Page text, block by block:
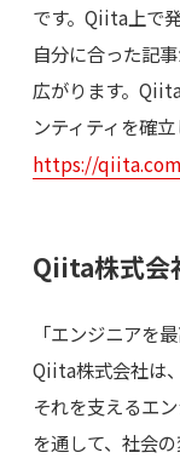
です。Qiita上で
自分に合った記
広がります。
ンティティを確
https://
Qiita株式会
「エンジニアを
Qiita株式会社は
それを支えるエ
を通して、社会